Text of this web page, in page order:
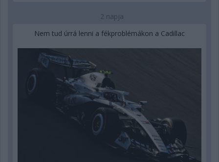
2 napja
Nem tud úrrá lenni a fékproblémákon a Cadillac